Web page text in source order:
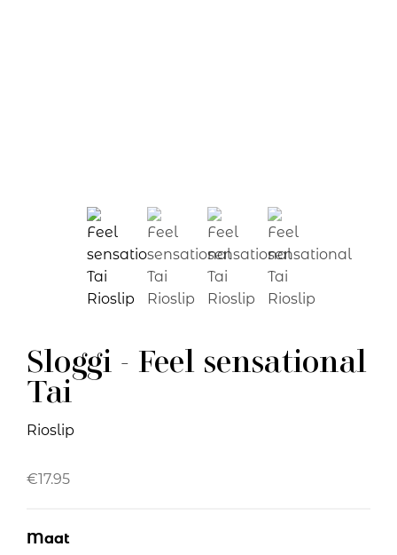
Sloggi - Feel sensational
Tai
Rioslip
€17.95
Maat